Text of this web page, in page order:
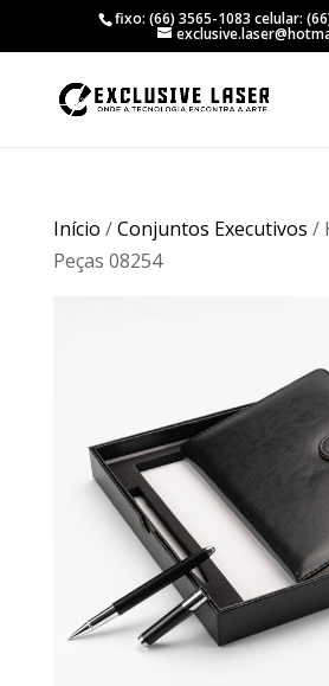
fixo: (66) 3565-1083 celular:
Início /Conjuntos Executivos /
Peças 08254